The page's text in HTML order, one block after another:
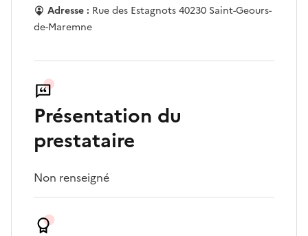
Adresse : Rue des Estagnots 40230 Saint-Geours-
de-Maremne
Présentation du
prestataire
Non renseigné